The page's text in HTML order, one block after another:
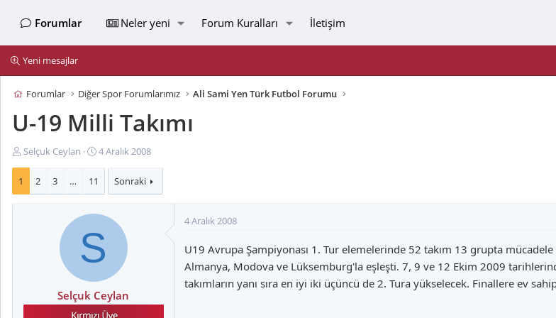
Forumlar Neler yeni Forum Kuralları İletişim
Yeni mesajlar
Forumlar Diğer Spor Forumlarımız Ali Sami Yen Türk Futbol Forumu
U-19 Milli Takımı
K
o
u
t
Selçuk Ceylan
B
l
g
ı
ç
t
a
r
4 Aralık 2008
1 2 3 … 11 Sonraki
S
Selçuk Ceylan
4 Aralık 2008
U19 Avrupa Şampiyonası 1. Tur elemelerinde 52 takım 13 grupta
Almanya, Modova ve Lüksemburg'la eşleşti. 7, 9 ve 12 Ekim 2009
takımların yanı sıra en iyi iki üçüncü de 2. Tura yükselecek. Finallere ev